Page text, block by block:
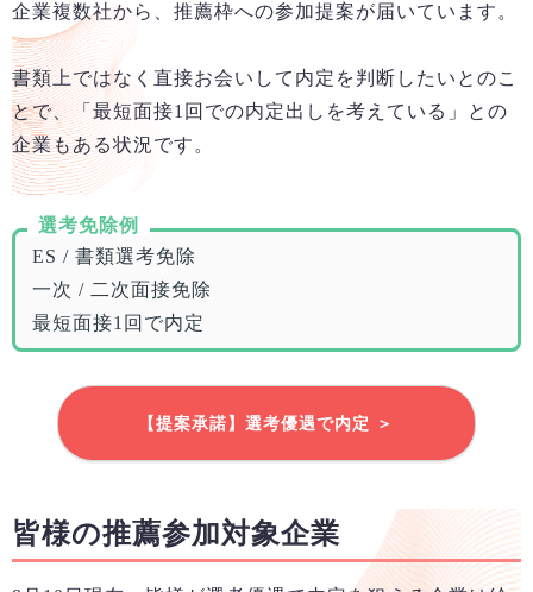
企業複数社から、推薦枠への参加提案が届いています。
書類上ではなく直接お会いして内定を判断したいとのこ
とで、「最短面接1回での内定出しを考えている」との
企業もある状況です。
選考免除例
ES / 書類選考免除
一次 / 二次面接免除
最短面接1回で内定
【提案承諾】選考優遇で内定 ＞
皆様の推薦参加対象企業